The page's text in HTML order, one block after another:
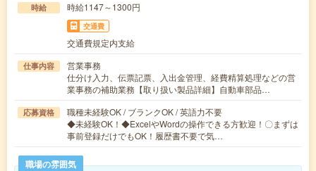
時給 時給1147～1300円
交通費
交通費規定内支給
仕事内容
営業事務
仕分け入力、伝票記票、入出金管理、経費精算処理などの営
業事務の補助業務【取り扱い製品詳細】自動車部品…
応募資格
職種未経験OK / ブランクOK / 英語力不要
◆未経験OK！◆ExcelやWordの操作できる方歓迎！〇まずは
事前登録だけでもOK！履歴書不要で気…
職場の雰囲気